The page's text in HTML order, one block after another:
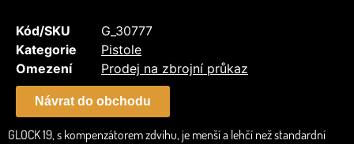
Kód/SKU
G_30777
Kategorie
Pistole
Omezení
Prodej na zbrojní průkaz
Návrat do obchodu
GLOCK 19, s kompenzátorem zdvihu, je menší a lehčí než standardní